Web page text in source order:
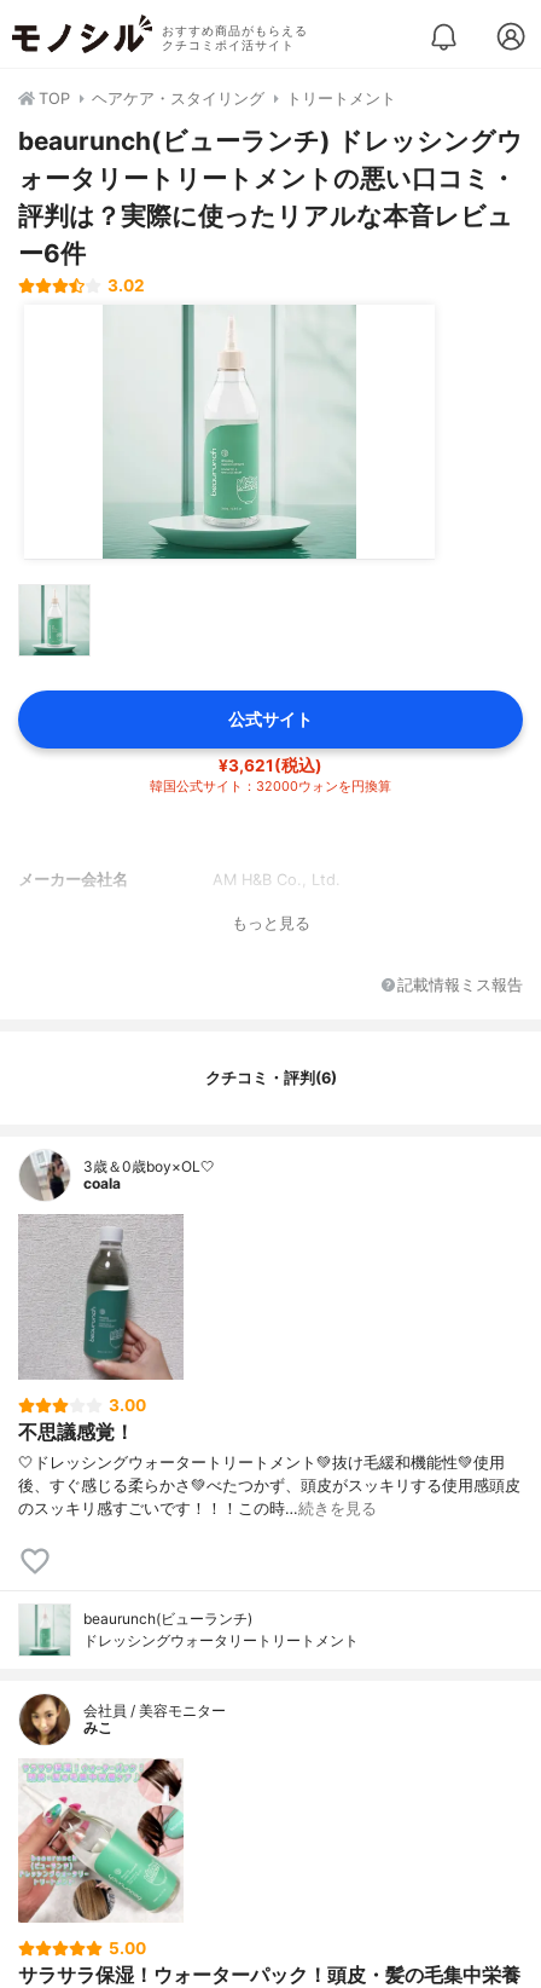
おすすめ商品がもらえる
クチコミポイ活サイト
TOP ヘアケア・スタイリング トリートメント
beaurunch(ビューランチ) ドレッシングウ
ォータリートリートメントの悪い口コミ・
評判は？実際に使ったリアルな本音レビュ
ー6件
3.02
公式サイト
¥3,621(税込)
韓国公式サイト：32000ウォンを円換算
メーカー会社名 AM H&B Co., Ltd.
もっと見る
記載情報ミス報告
クチコミ・評判(6)
3歳＆0歳boy×OL🤍
coala
3.00
不思議感覚！
🤍ドレッシングウォータートリートメント💚抜け毛緩和機能性💚使用
後、すぐ感じる柔らかさ💚べたつかず、頭皮がスッキリする使用感頭皮
のスッキリ感すごいです！！！この時…続きを見る
beaurunch(ビューランチ)
ドレッシングウォータリートリートメント
会社員 / 美容モニター
みこ
5.00
サラサラ保湿！ウォーターパック！頭皮・髪の毛集中栄養